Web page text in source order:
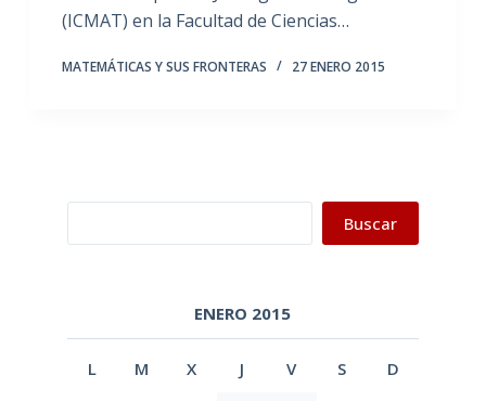
(ICMAT) en la Facultad de Ciencias…
MATEMÁTICAS Y SUS FRONTERAS 27 ENERO 2015
Buscar
ENERO 2015
L M X J V S D